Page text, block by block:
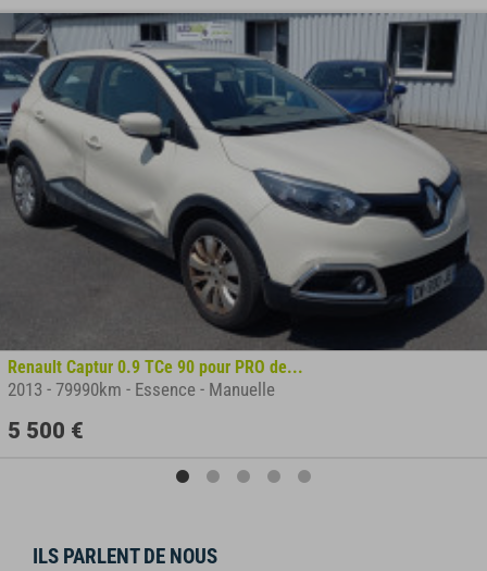
Renault Captur 0.9 TCe 90 pour PRO de...
2013 - 79990km - Essence - Manuelle
5 500 €
ILS PARLENT DE NOUS